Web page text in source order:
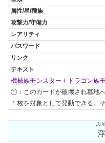
機械族モンスター ＋ ドラゴン族
①：このカードが破壊され墓地
１枚を対象として発動できる。
ふ